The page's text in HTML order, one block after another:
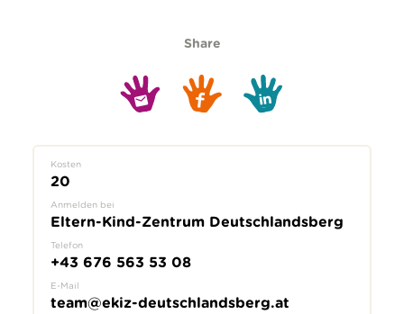
Share
Kosten
20
Anmelden bei
Eltern-Kind-Zentrum Deutschlandsberg
Telefon
+43 676 563 53 08
E-Mail
team@ekiz-deutschlandsberg.at